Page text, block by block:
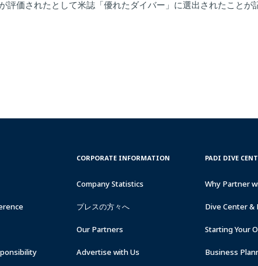
評価されたとして米誌「優れたダイバー」に選出されたことが
CORPORATE
CORPORATE INFORMATION
Company Statistics
プレスの方々へ
Our Partners
Advertise with Us
PADI
&
PADI DIVE
Why Partner
Dive Center &
Starting Your
Business